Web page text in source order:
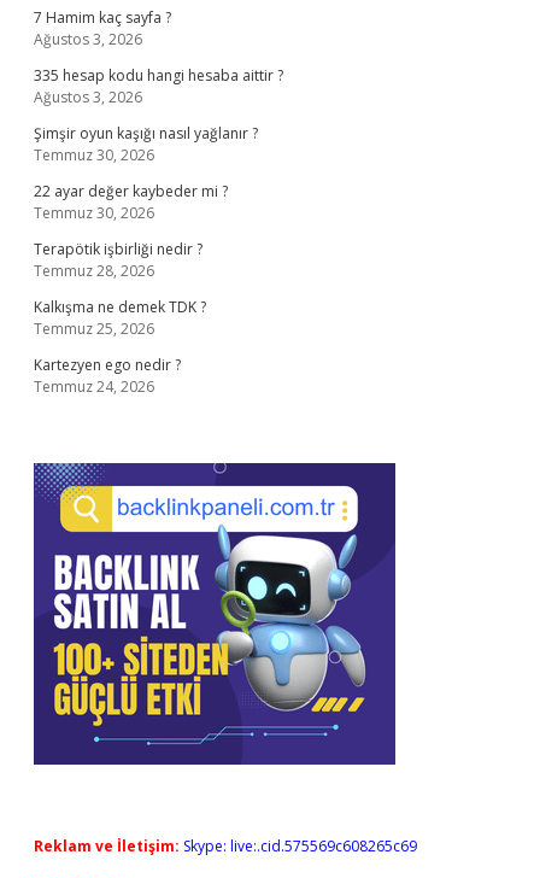
7 Hamim kaç sayfa ?
Ağustos 3, 2026
335 hesap kodu hangi hesaba aittir ?
Ağustos 3, 2026
Şimşir oyun kaşığı nasıl yağlanır ?
Temmuz 30, 2026
22 ayar değer kaybeder mi ?
Temmuz 30, 2026
Terapötik işbirliği nedir ?
Temmuz 28, 2026
Kalkışma ne demek TDK ?
Temmuz 25, 2026
Kartezyen ego nedir ?
Temmuz 24, 2026
Reklam ve İletişim: Skype: live:.cid.575569c608265c69